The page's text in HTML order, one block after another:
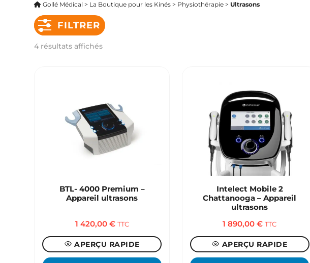
Uro-gynécologie
Gollé Médical > La Boutique pour les Kinés > Physiothérapie > Ultrasons
FILTRER
4 résultats affichés
BTL- 4000 Premium –
Appareil ultrasons
1 420,00 € TTC
APERÇU RAPIDE
Intelect Mobile 2
Chattanooga – Appareil
ultrasons
1 890,00€ TTC
APERÇU RAPIDE